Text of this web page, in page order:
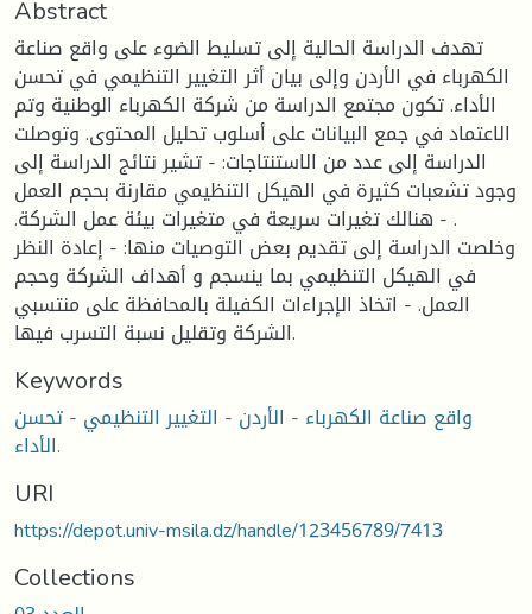
Abstract
تهدف الدراسة الحالية إلى تسليط الضوء على واقع صناعة
الكهرباء في الأردن وإلى بيان أثر التغيير التنظيمي في تحسن
الأداء. تكون مجتمع الدراسة من شركة الكهرباء الوطنية وتم
الاعتماد في جمع البيانات على أسلوب تحليل المحتوى. وتوصلت
الدراسة إلى عدد من الاستنتاجات: - تشير نتائج الدراسة إلى
وجود تشعبات كثيرة في الهيكل التنظيمي مقارنة بحجم العمل
. - هنالك تغيرات سريعة في متغيرات بيئة عمل الشركة.
وخلصت الدراسة إلى تقديم بعض التوصيات منها: - إعادة النظر
في الهيكل التنظيمي بما ينسجم و أهداف الشركة وحجم
العمل. - اتخاذ الإجراءات الكفيلة بالمحافظة على منتسبي
الشركة وتقليل نسبة التسرب فيها.
Keywords
واقع صناعة الكهرباء - الأردن - التغيير التنظيمي - تحسن
الأداء.
URI
https://depot.univ-msila.dz/handle/123456789/7413
Collections